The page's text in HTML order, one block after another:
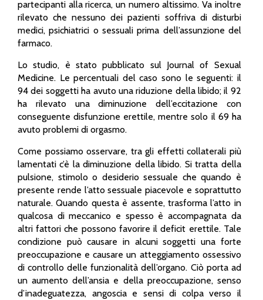
partecipanti alla ricerca, un numero altissimo. Va inoltre
rilevato che nessuno dei pazienti soffriva di disturbi
medici, psichiatrici o sessuali prima dell’assunzione del
farmaco.
Lo studio, è stato pubblicato sul Journal of Sexual
Medicine. Le percentuali del caso sono le seguenti: il
94 dei soggetti ha avuto una riduzione della libido; il 92
ha rilevato una diminuzione dell’eccitazione con
conseguente disfunzione erettile, mentre solo il 69 ha
avuto problemi di orgasmo.
Come possiamo osservare, tra gli effetti collaterali più
lamentati c’è la diminuzione della libido. Si tratta della
pulsione, stimolo o desiderio sessuale che quando è
presente rende l’atto sessuale piacevole e soprattutto
naturale. Quando questa è assente, trasforma l’atto in
qualcosa di meccanico e spesso è accompagnata da
altri fattori che possono favorire il deficit erettile. Tale
condizione può causare in alcuni soggetti una forte
preoccupazione e causare un atteggiamento ossessivo
di controllo delle funzionalità dell’organo. Ciò porta ad
un aumento dell’ansia e della preoccupazione, senso
d’inadeguatezza, angoscia e sensi di colpa verso il